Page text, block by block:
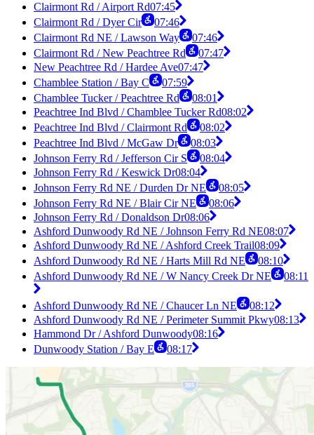
Clairmont Rd / Airport Rd07:45
Clairmont Rd / Dyer Cir
07:46
Clairmont Rd NE / Lawson Way
07:46
Clairmont Rd / New Peachtree Rd
07:47
New Peachtree Rd / Hardee Ave07:47
Chamblee Station / Bay C
07:59
Chamblee Tucker / Peachtree Rd
08:01
Peachtree Ind Blvd / Chamblee Tucker Rd08:02
Peachtree Ind Blvd / Clairmont Rd
08:02
Peachtree Ind Blvd / McGaw Dr
08:03
Johnson Ferry Rd / Jefferson Cir S
08:04
Johnson Ferry Rd / Keswick Dr08:04
Johnson Ferry Rd NE / Durden Dr NE
08:05
Johnson Ferry Rd NE / Blair Cir NE
08:06
Johnson Ferry Rd / Donaldson Dr08:06
Ashford Dunwoody Rd NE / Johnson Ferry Rd NE08:07
Ashford Dunwoody Rd NE / Ashford Creek Trail08:09
Ashford Dunwoody Rd NE / Harts Mill Rd NE
08:10
Ashford Dunwoody Rd NE / W Nancy Creek Dr NE
08:11
Ashford Dunwoody Rd NE / Chaucer Ln NE
08:12
Ashford Dunwoody Rd NE / Perimeter Summit Pkwy08:13
Hammond Dr / Ashford Dunwoody08:16
Dunwoody Station / Bay E
08:17